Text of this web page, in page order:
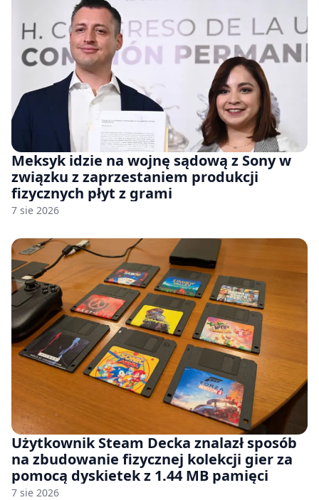
Meksyk idzie na wojnę sądową z Sony w
związku z zaprzestaniem produkcji
fizycznych płyt z grami
7 sie 2026
Użytkownik Steam Decka znalazł sposób
na zbudowanie fizycznej kolekcji gier za
pomocą dyskietek z 1.44 MB pamięci
7 sie 2026